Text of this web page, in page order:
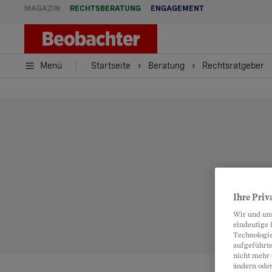
MAGAZIN RECHTSBERATUNG ENGAGEMENT
Menü Startseite Beratung Rechtsratgeber
Ihre
Wir und
eindeutige
nicht mehr
ändern